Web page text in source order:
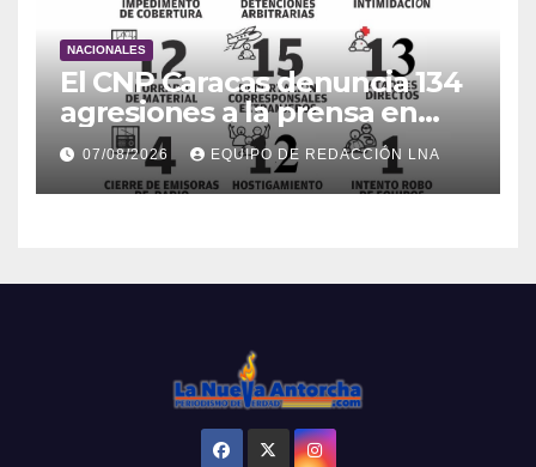
NACIONALES
El CNP Caracas denuncia 134
agresiones a la prensa en
2026
07/08/2026 EQUIPO DE REDACCIÓN LNA